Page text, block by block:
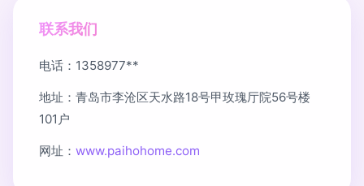
联系我们
电话：1358977**
地址：青岛市李沧区天水路18号甲玫瑰厅院56号楼
101户
网址： www.paihohome.com